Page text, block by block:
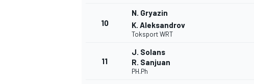
10
N. Gryazin
K. Aleksandrov
Toksport WRT
11
J. Solans
R. Sanjuan
PH.Ph